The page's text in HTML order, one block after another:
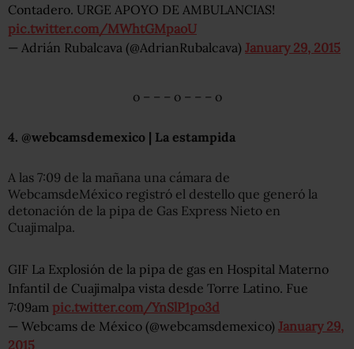
Contadero. URGE APOYO DE AMBULANCIAS!
pic.twitter.com/MWhtGMpaoU
— Adrián Rubalcava (@AdrianRubalcava) January 29, 2015
o – – – o – – – o
4. @webcamsdemexico | La estampida
A las 7:09 de la mañana una cámara de
WebcamsdeMéxico registró el destello que generó la
detonación de la pipa de Gas Express Nieto en
Cuajimalpa.
GIF La Explosión de la pipa de gas en Hospital Materno
Infantil de Cuajimalpa vista desde Torre Latino. Fue
7:09am pic.twitter.com/YnSlP1po3d
— Webcams de México (@webcamsdemexico) January 29,
2015